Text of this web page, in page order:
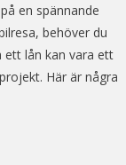
en spännande
behöver du
ett lån kan vara ett
Här är några